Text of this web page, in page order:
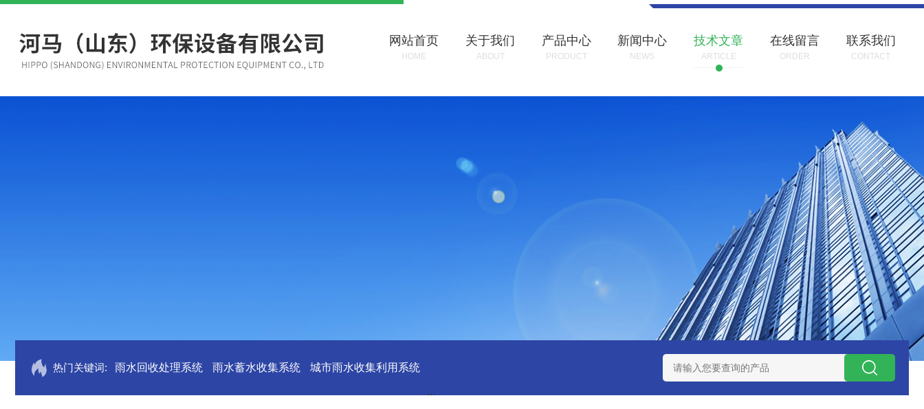
网站首页
HOME
关于我们
ABOUT
产品中心
PRODUCT
新闻中心
NEWS
技术文章
ARTICLE
在线留言
ORDER
联系我们
CONTACT
热门关键词: 雨水回收处理系统 雨水蓄水收集系统 城市雨水收集利用系统 污水提升泵站 一体化智能预制泵站 污水预制泵